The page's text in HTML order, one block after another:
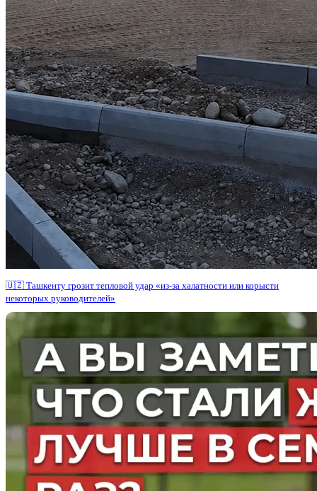
🇺🇿 Ташкенту грозит тепловой удар «из-за халатности или корысти
некоторых руководителей»